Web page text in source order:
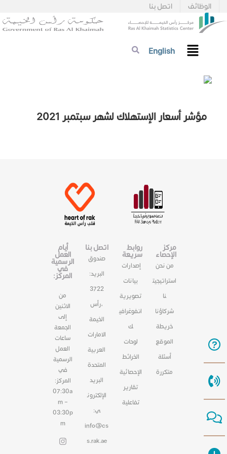
اتصل بنا الوظائف
English
مؤشر أسعار الإستهلاك لشهر سبتمبر 2021
مركز
الإحصاء
من نحن
استراتيجيت
نا
شركاؤنا
خريطة
الموقع
أسئلة
متكررة
روابط
سريعة
إصدارات
بيانات
تصويرية
انفوغرافي
ك
لوحات
الخرائط
الإحصائية
تقارير
تفاعلية
اتصل بنا
صندوق
البريد:
3722
،رأس
الخيمة
الامارات
العربية
المتحدة
البريد
الإلكترون
ي:
info@cs
s.rak.ae
أيام
العمل
الرسمية
في
المركز:
من
الاثنين
إلى
الجمعة
ساعات
العمل
الرسمية
في
المركز:
07:30a
m –
03:30p
m